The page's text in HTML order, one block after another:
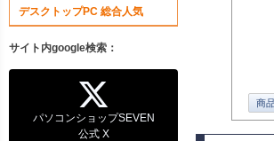
商
デスクトップPC 総合人気
サイト内google検索：
パソコンショップSEVEN
公式 X